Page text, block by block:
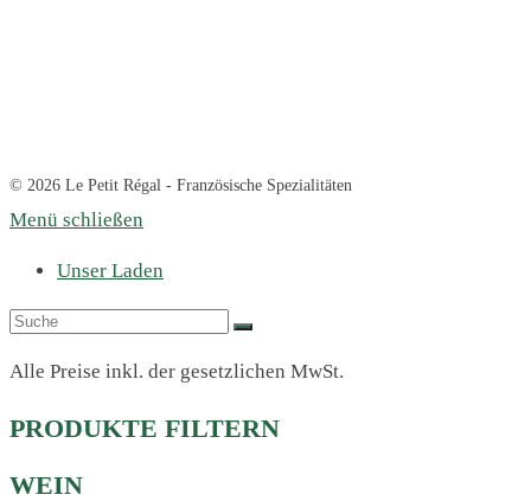
© 2026 Le Petit Régal - Französische Spezialitäten
Menü schließen
Unser Laden
Alle Preise inkl. der gesetzlichen MwSt.
PRODUKTE FILTERN
WEIN